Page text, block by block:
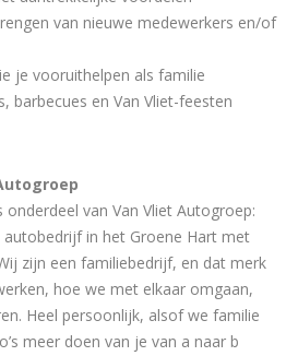
van nieuwe medewerkers en/of
je vooruithelpen als familie
barbecues en Van Vliet-feesten
van Van Vliet Autogroep:
in het Groene Hart met
zijn een familiebedrijf, en dat merk
hoe we met elkaar omgaan,
Heel persoonlijk, alsof we familie
meer doen van je van a naar b